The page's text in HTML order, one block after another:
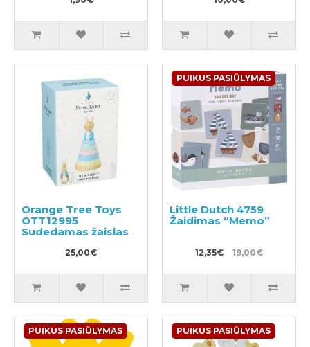
Orange Tree Toys
OTT12995
Sudedamas žaislas
25,00€
PUIKUS PASIŪLYMAS
Little Dutch 4759
Žaidimas “Memo”
12,35€ 19,00€
PUIKUS PASIŪLYMAS PUIKUS PASIŪLYMAS